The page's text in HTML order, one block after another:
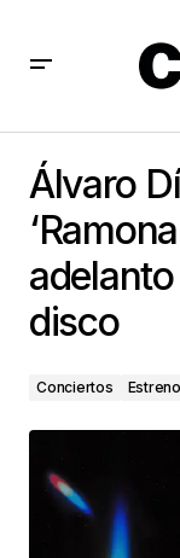
adelanto de su
Álvaro
disco
Conciertos